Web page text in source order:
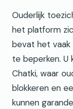
Ouderlijk
het platform
bevat het
te beperken. U
Chatki, waar
blokkeren en
kunnen